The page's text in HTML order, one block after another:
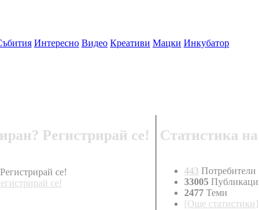
Интересно Видео Креативи Мацки Инкубатор
Регистрирай се!
се!
Статистика
443 Потребители
33005
2477 Теми
[Още статистики]